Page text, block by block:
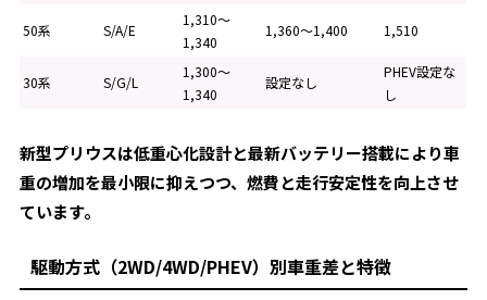
50系 S/A/E
1,310〜
1,340
1,360〜1,400 1,510
30系 S/G/L
1,300〜
1,340
設定なし
PHEV設定な
し
新型プリウスは低重心化設計と最新バッテリー搭載により車
重の増加を最小限に抑えつつ、燃費と走行安定性を向上させ
ています。
駆動方式（2WD/4WD/PHEV）別車重差と特徴